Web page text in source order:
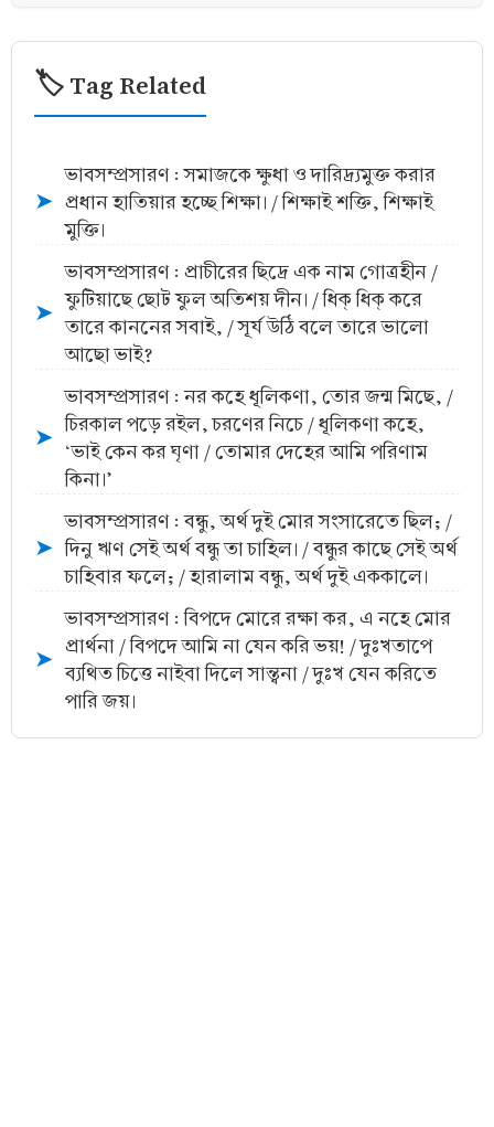
🏷️ Tag Related
➤
ভাবসম্প্রসারণ : সমাজকে ক্ষুধা ও দারিদ্র্যমুক্ত করার
প্রধান হাতিয়ার হচ্ছে শিক্ষা। / শিক্ষাই শক্তি, শিক্ষাই
মুক্তি।
➤
ভাবসম্প্রসারণ : প্রাচীরের ছিদ্রে এক নাম গোত্রহীন /
ফুটিয়াছে ছোট ফুল অতিশয় দীন। / ধিক্ ধিক্ করে
তারে কাননের সবাই, / সূর্য উঠি বলে তারে ভালো
আছো ভাই?
➤
ভাবসম্প্রসারণ : নর কহে ধূলিকণা, তোর জন্ম মিছে, /
চিরকাল পড়ে রইল, চরণের নিচে / ধূলিকণা কহে,
‘ভাই কেন কর ঘৃণা / তোমার দেহের আমি পরিণাম
কিনা।’
➤
ভাবসম্প্রসারণ : বন্ধু, অর্থ দুই মোর সংসারেতে ছিল; /
দিনু ঋণ সেই অর্থ বন্ধু তা চাহিল। / বন্ধুর কাছে সেই অর্থ
চাহিবার ফলে; / হারালাম বন্ধু, অর্থ দুই এককালে।
➤
ভাবসম্প্রসারণ : বিপদে মোরে রক্ষা কর, এ নহে মোর
প্রার্থনা / বিপদে আমি না যেন করি ভয়! / দুঃখতাপে
ব্যথিত চিত্তে নাইবা দিলে সান্ত্বনা / দুঃখ যেন করিতে
পারি জয়।